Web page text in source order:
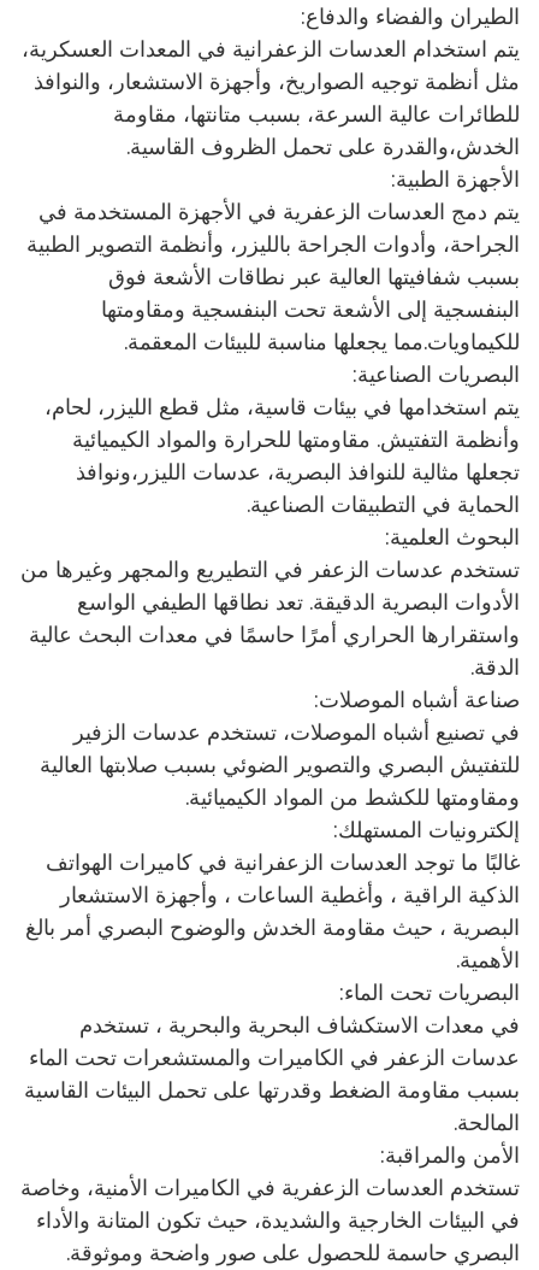
الطيران والفضاء والدفاع:
يتم استخدام العدسات الزعفرانية في المعدات العسكرية،
مثل أنظمة توجيه الصواريخ، وأجهزة الاستشعار، والنوافذ
للطائرات عالية السرعة، بسبب متانتها، مقاومة
الخدش،والقدرة على تحمل الظروف القاسية.
الأجهزة الطبية:
يتم دمج العدسات الزعفرية في الأجهزة المستخدمة في
الجراحة، وأدوات الجراحة بالليزر، وأنظمة التصوير الطبية
بسبب شفافيتها العالية عبر نطاقات الأشعة فوق
البنفسجية إلى الأشعة تحت البنفسجية ومقاومتها
للكيماويات.مما يجعلها مناسبة للبيئات المعقمة.
البصريات الصناعية:
يتم استخدامها في بيئات قاسية، مثل قطع الليزر، لحام،
وأنظمة التفتيش. مقاومتها للحرارة والمواد الكيميائية
تجعلها مثالية للنوافذ البصرية، عدسات الليزر،ونوافذ
الحماية في التطبيقات الصناعية.
البحوث العلمية:
تستخدم عدسات الزعفر في التطيريع والمجهر وغيرها من
الأدوات البصرية الدقيقة. تعد نطاقها الطيفي الواسع
واستقرارها الحراري أمرًا حاسمًا في معدات البحث عالية
الدقة.
صناعة أشباه الموصلات:
في تصنيع أشباه الموصلات، تستخدم عدسات الزفير
للتفتيش البصري والتصوير الضوئي بسبب صلابتها العالية
ومقاومتها للكشط من المواد الكيميائية.
إلكترونيات المستهلك:
غالبًا ما توجد العدسات الزعفرانية في كاميرات الهواتف
الذكية الراقية ، وأغطية الساعات ، وأجهزة الاستشعار
البصرية ، حيث مقاومة الخدش والوضوح البصري أمر بالغ
الأهمية.
البصريات تحت الماء:
في معدات الاستكشاف البحرية والبحرية ، تستخدم
عدسات الزعفر في الكاميرات والمستشعرات تحت الماء
بسبب مقاومة الضغط وقدرتها على تحمل البيئات القاسية
المالحة.
الأمن والمراقبة:
تستخدم العدسات الزعفرية في الكاميرات الأمنية، وخاصة
في البيئات الخارجية والشديدة، حيث تكون المتانة والأداء
البصري حاسمة للحصول على صور واضحة وموثوقة.